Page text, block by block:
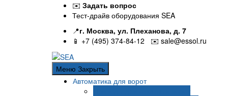
✉️ Задать вопрос
Тест-драйв оборудования SEA
📍г. Москва, ул. Плеханова, д. 7
📱 +7 (495) 374-84-12 ✉️ sale@essol.ru
Меню Закрыть
Автоматика для ворот